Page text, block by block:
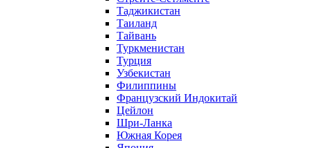
Таджикистан
Таиланд
Тайвань
Туркменистан
Турция
Узбекистан
Филиппины
Французский Индокитай
Цейлон
Шри-Ланка
Южная Корея